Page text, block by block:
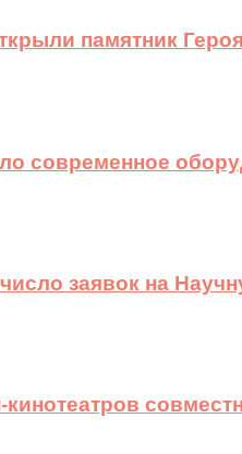
памятник
современное
заявок на